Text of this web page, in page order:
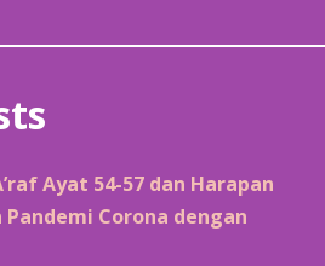
Ayat 54-57 dan Harapan
Pandemi Corona dengan